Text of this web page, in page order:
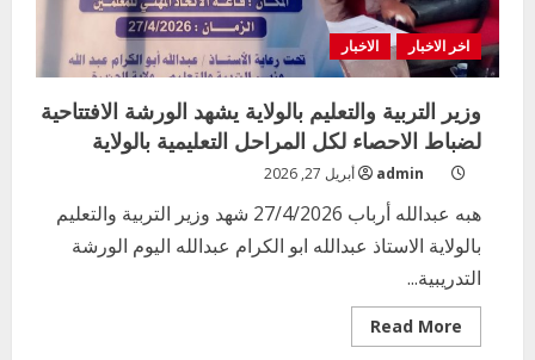
اخر الاخبار الاخبار
وزير التربية والتعليم بالولاية يشهد الورشة الافتتاحية
لضباط الاحصاء لكل المراحل التعليمية بالولاية
admin أبريل 27, 2026
هبه عبدالله أرباب 27/4/2026 شهد وزير التربية والتعليم
بالولاية الاستاذ عبدالله ابو الكرام عبدالله اليوم الورشة
التدريبية...
Read More
more